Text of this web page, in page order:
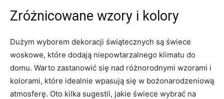
Zróżnicowane wzory i kolory
Dużym‍ wyborem dekoracji świątecznych są świece
woskowe, które dodają ⁤niepowtarzalnego klimatu do
domu. Warto zastanowić się nad różnorodnymi wzorami i⁢
kolorami, które idealnie wpasują się w ​bożonarodzeniową‌
atmosferę. Oto kilka sugestii, ⁢jakie świece wybrać na⁣